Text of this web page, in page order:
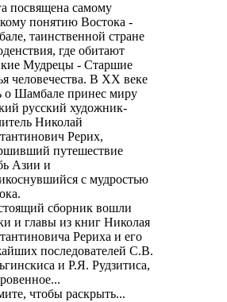
посвящена самому
понятию Востока -
таинственной стране
где обитают
Мудрецы - Старшие
человечества. В XX веке
о Шамбале принес миру
русский художник-
Николай
Рерих,
путешествие
Азии и
с мудростью
сборник вошли
и главы из книг Николая
Рериха и его
последователей С.В.
и Р.Я. Рудзитиса,
чтобы раскрыть...